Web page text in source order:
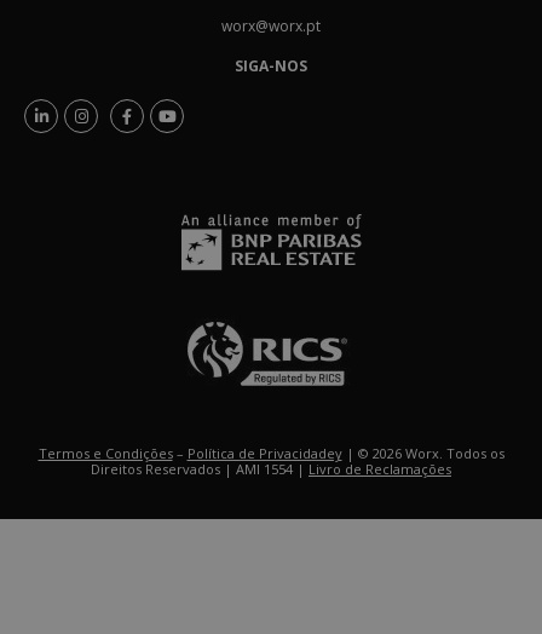
worx@worx.pt
SIGA-NOS
Termos e Condições– Política de Privacidadey| © 2026 Worx. Todos os
Direitos Reservados | AMI 1554 | Livro de Reclamações